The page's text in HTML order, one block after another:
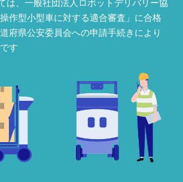
は、一般社団法人ロボットデリバリー協
作型小型車に対する適合審査」に合格
府県公安委員会への申請手続きにより
す